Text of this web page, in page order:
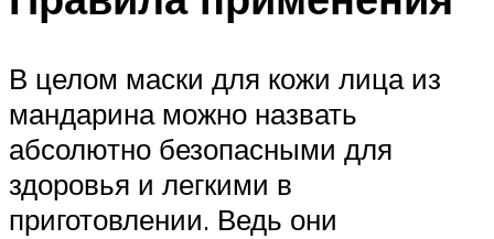
В целом маски для кожи лица из
мандарина можно назвать
абсолютно безопасными для
здоровья и легкими в
приготовлении. Ведь они